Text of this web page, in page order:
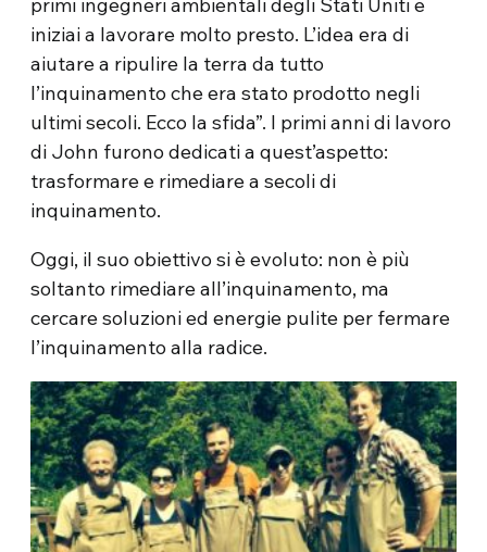
primi ingegneri ambientali degli Stati Uniti e
iniziai a lavorare molto presto. L’idea era di
aiutare a ripulire la terra da tutto
l’inquinamento che era stato prodotto negli
ultimi secoli. Ecco la sfida”. I primi anni di lavoro
di John furono dedicati a quest’aspetto:
trasformare e rimediare a secoli di
inquinamento.
Oggi, il suo obiettivo si è evoluto: non è più
soltanto rimediare all’inquinamento, ma
cercare soluzioni ed energie pulite per fermare
l’inquinamento alla radice.